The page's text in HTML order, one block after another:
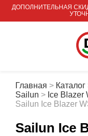
ДОПОЛНИТЕЛЬНАЯ
Главная > Каталог
Sailun > Ice Blazer
Sailun Ice Blazer
Sailun Ice